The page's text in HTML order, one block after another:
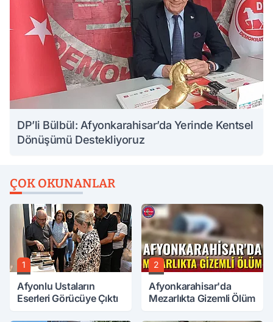
DP’li Bülbül: Afyonkarahisar’da Yerinde Kentsel
Dönüşümü Destekliyoruz
ÇOK OKUNANLAR
1
Afyonlu Ustaların
Eserleri Görücüye Çıktı
2
Afyonkarahisar'da
Mezarlıkta Gizemli Ölüm